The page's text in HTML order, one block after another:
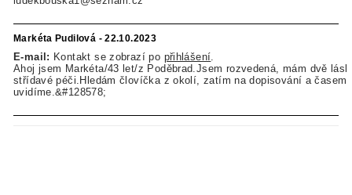
Markéta Pudilová - 22.10.2023
E-mail: Kontakt se zobrazí po přihlášení
Ahoj jsem Markéta/43 let/z Poděbrad.Jsem rozvedená, mám dvě
střídavé péči.Hledám človíčka z okolí, zatím na dopisování a časem
uvidíme.&#128578;